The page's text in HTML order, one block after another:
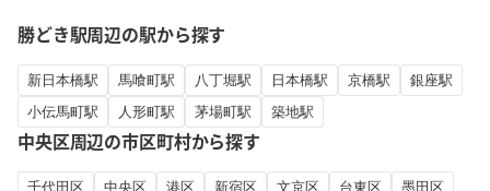
勝どき駅周辺の駅から探す
新日本橋駅 馬喰町駅 八丁堀駅 日本橋駅 京橋駅
銀座駅
小伝馬町駅
人形町駅 茅場町駅 築地駅
中央区周辺の市区町村から探す
千代田区 中央区 港区 新宿区 文京区 台東区
墨田区